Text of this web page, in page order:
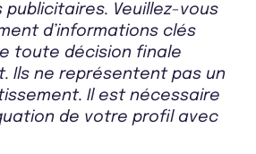
Veuillez-vous
d’informations clés
toute décision finale
Ils ne représentent pas un
Il est nécessaire
de votre profil avec